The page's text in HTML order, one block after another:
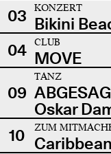
03
KONZERT
Bikini
04
CLUB
MOVE
09
TANZ
Oskar
10
ZUM